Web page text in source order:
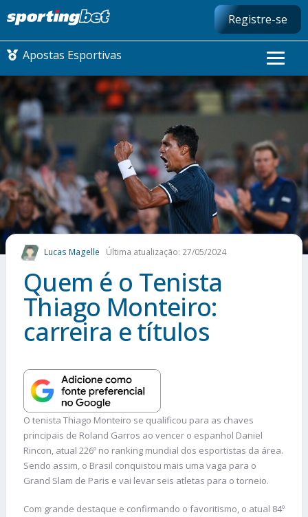
Registre-se
Apostas Esportivas
CONMEBOL LIBERTADORES
FUTEBOL NACIONAL
FUTEBOL INTERNACIONAL
COMO APOSTAR
MAIS ESPORTES
Lucas Magelle Última atualização: 27/05/2024
Quem é o Tenista
Thiago Monteiro:
carreira e títulos
O tenista Thiago Monteiro se qualificou para as chaves
principais de Roland Garros ao vencer o espanhol Daniel
Rincon, atual 226º no ranking mundial dos esportistas da área.
Sendo assim, o Brasil conquistou mais uma vaga para o
Grand Slam de Paris e vai levar seis atletas para o torneio.
Com grande destaque e confirmando o favoritismo, o atual 84º